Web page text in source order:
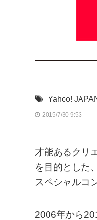
Yahoo!
2015/7/30 9:53
才能あるクリ
を目的とした
スペシャルコ
2006年から